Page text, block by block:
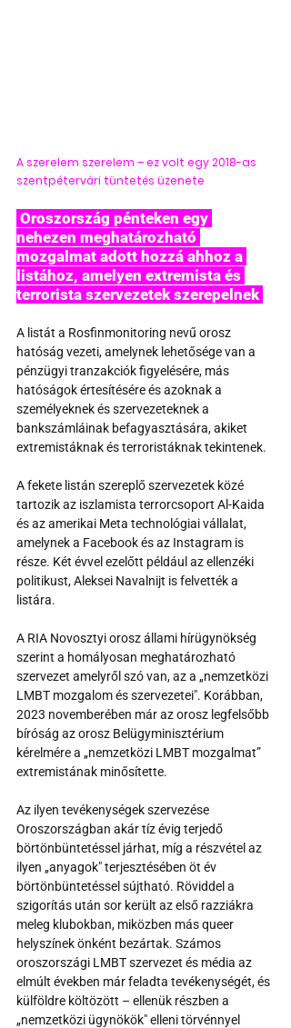
A szerelem szerelem – ez volt egy 2018-as
szentpétervári tüntetés üzenete
nehezen meghatározható
mozgalmat adott hozzá ahhoz a
listához, amelyen extremista és
terrorista szervezetek szerepelnek
A listát a Rosfinmonitoring nevű orosz
hatóság vezeti, amelynek lehetősége van a
pénzügyi tranzakciók figyelésére, más
hatóságok értesítésére és azoknak a
személyeknek és szervezeteknek a
bankszámláinak befagyasztására, akiket
extremistáknak és terroristáknak tekintenek.
A fekete listán szereplő szervezetek közé
tartozik az iszlamista terrorcsoport Al-Kaida
és az amerikai Meta technológiai vállalat,
amelynek a Facebook és az Instagram is
része. Két évvel ezelőtt például az ellenzéki
politikust, Aleksei Navalnijt is felvették a
listára.
A RIA Novosztyi orosz állami hírügynökség
szerint a homályosan meghatározható
szervezet amelyről szó van, az a „nemzetközi
LMBT mozgalom és szervezetei". Korábban,
2023 novemberében már az orosz legfelsőbb
bíróság az orosz Belügyminisztérium
kérelmére a „nemzetközi LMBT mozgalmat”
extremistának minősítette.
Az ilyen tevékenységek szervezése
Oroszországban akár tíz évig terjedő
börtönbüntetéssel járhat, míg a részvétel az
ilyen „anyagok" terjesztésében öt év
börtönbüntetéssel sújtható. Röviddel a
szigorítás után sor került az első razziákra
meleg klubokban, miközben más queer
helyszínek önként bezártak. Számos
oroszországi LMBT szervezet és média az
elmúlt években már feladta tevékenységét, és
külföldre költözött – ellenük részben a
„nemzetközi ügynökök" elleni törvénnyel